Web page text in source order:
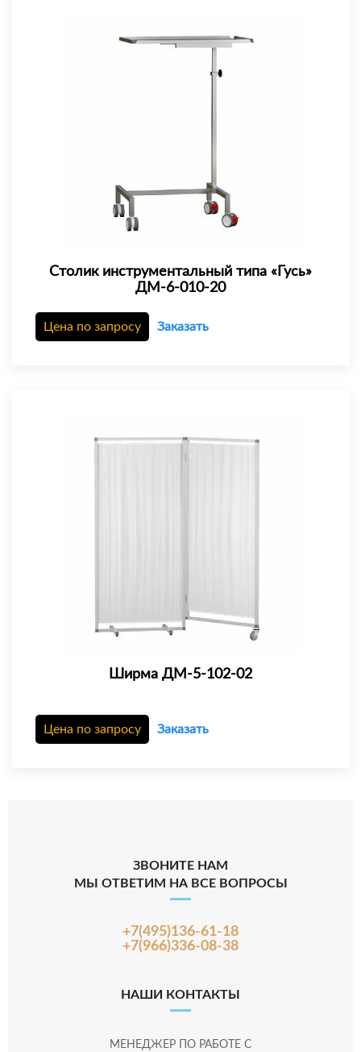
Столик инструментальный типа «Гусь»
ДМ-6-010-20
Цена по запросу Заказать
Ширма ДМ-5-102-02
Цена по запросу Заказать
ЗВОНИТЕ НАМ
МЫ ОТВЕТИМ НА ВСЕ ВОПРОСЫ
+7(495)136-61-18
+7(966)336-08-38
НАШИ КОНТАКТЫ
МЕНЕДЖЕР ПО РАБОТЕ С